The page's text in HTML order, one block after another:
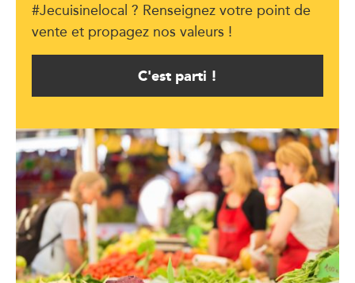
#Jecuisinelocal ? Renseignez votre point de
vente et propagez nos valeurs !
C'est parti !